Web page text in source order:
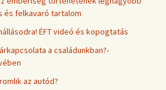
és felkavaró tartalom
ÉFT videó és kopogtatás
a családunkban?-
az autód?